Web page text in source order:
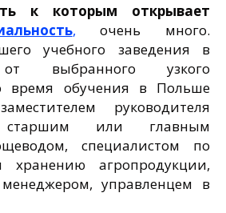
к которым открывает
, очень много.
учебного заведения в
от выбранного узкого
время обучения в Польше
руководителя
старшим или главным
специалистом по
хранению агропродукции,
управленцем в